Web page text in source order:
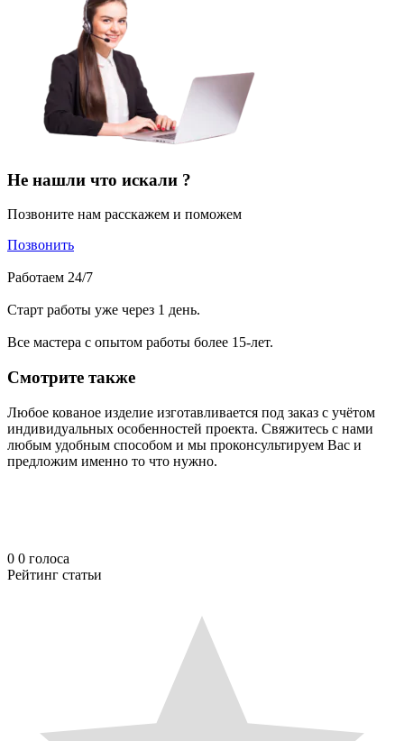
Не нашли что искали ?
Позвоните нам расскажем и поможем
Позвонить
Работаем 24/7
Старт работы уже через 1 день.
Все мастера с опытом работы более 15-лет.
Смотрите также
Любое кованое изделие изготавливается под заказ с учётом
индивидуальных особенностей проекта. Свяжитесь с нами
любым удобным способом и мы проконсультируем Вас и
предложим именно то что нужно.
0 0 голоса
Рейтинг статьи